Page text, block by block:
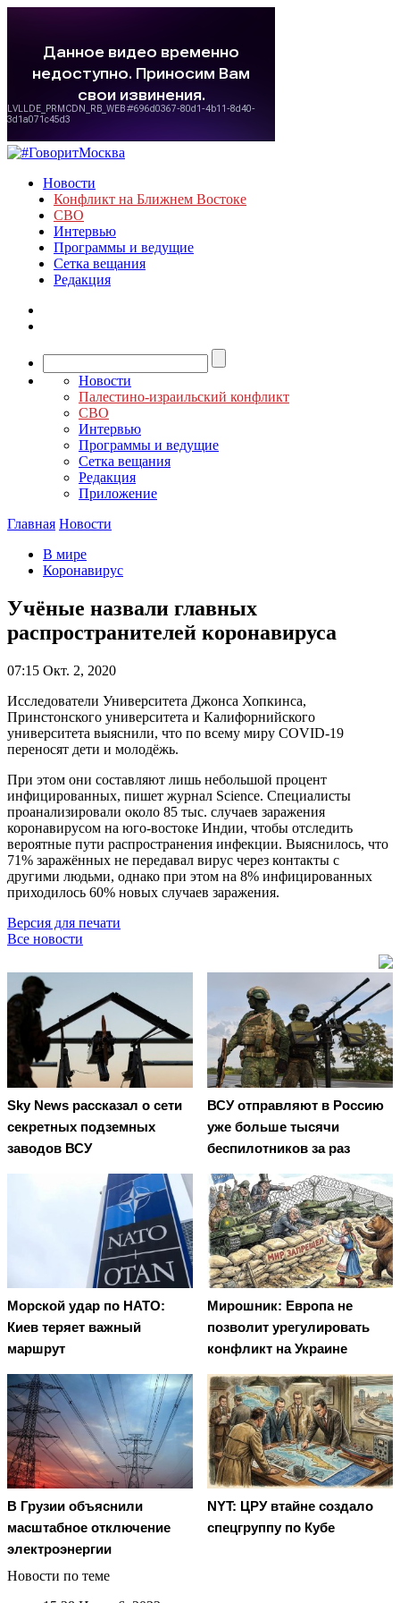
Новости
Конфликт на Ближнем Востоке
СВО
Интервью
Программы и ведущие
Сетка вещания
Редакция
Новости
Палестино-израильский конфликт
СВО
Интервью
Программы и ведущие
Сетка вещания
Редакция
Приложение
Главная Новости
В мире
Коронавирус
Учёные назвали главных
распространителей коронавируса
07:15 Окт. 2, 2020
Исследователи Университета Джонса Хопкинса,
Принстонского университета и Калифорнийского
университета выяснили, что по всему миру COVID-19
переносят дети и молодёжь.
При этом они составляют лишь небольшой процент
инфицированных, пишет журнал Science. Специалисты
проанализировали около 85 тыс. случаев заражения
коронавирусом на юго-востоке Индии, чтобы отследить
вероятные пути распространения инфекции. Выяснилось, что
71% заражённых не передавал вирус через контакты с
другими людьми, однако при этом на 8% инфицированных
приходилось 60% новых случаев заражения.
Версия для печати
Все новости
Sky News рассказал о сети
секретных подземных
заводов ВСУ
ВСУ отправляют в Россию
уже больше тысячи
беспилотников за раз
Морской удар по НАТО:
Киев теряет важный
маршрут
Мирошник: Европа не
позволит урегулировать
конфликт на Украине
В Грузии объяснили
масштабное отключение
электроэнергии
NYT: ЦРУ втайне создало
спецгруппу по Кубе
Новости по теме